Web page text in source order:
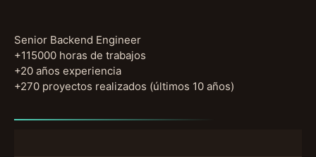
Senior Backend Engineer
+115000 horas de trabajos
+20 años experiencia
+270 proyectos realizados (últimos 10 años)